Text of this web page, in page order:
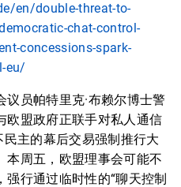
en/double-threat-to-
chat-control-
concessions-spark-
eu/
员帕特里克·布赖尔博士警
欧盟政府正联手对私人通信
主的幕后交易强制推行大
本周五，欧盟理事会可能不
行通过临时性的“聊天控制